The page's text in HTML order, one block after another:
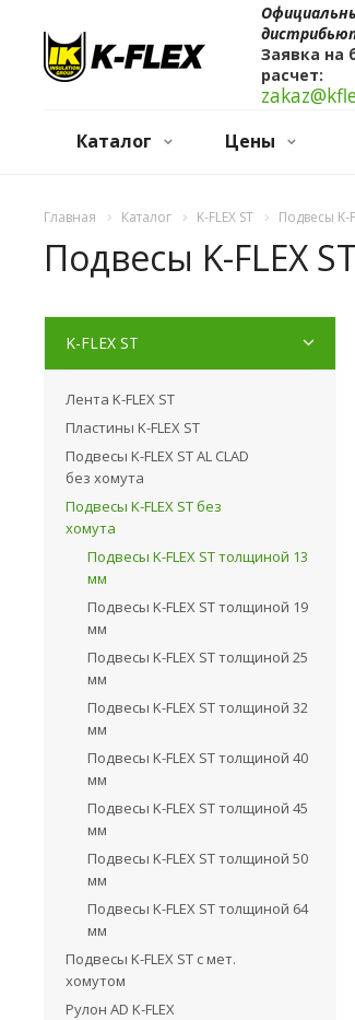
Заявка на
расчет:
Каталог Цены
Главная Каталог K-FLEX ST Подвесы K-
Подвесы K-FLEX
K-FLEX ST
Лента K-FLEX ST
Пластины K-FLEX ST
Подвесы K-FLEX ST AL CLAD
без хомута
Подвесы K-FLEX ST без
хомута
Подвесы K-FLEX ST толщиной 13
мм
Подвесы K-FLEX ST толщиной 19
мм
Подвесы K-FLEX ST толщиной 25
мм
Подвесы K-FLEX ST толщиной 32
мм
Подвесы K-FLEX ST толщиной 40
мм
Подвесы K-FLEX ST толщиной 45
мм
Подвесы K-FLEX ST толщиной 50
мм
Подвесы K-FLEX ST толщиной 64
мм
Подвесы K-FLEX ST с мет.
хомутом
Рулон AD K-FLEX